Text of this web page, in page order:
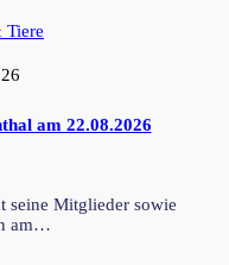
Tiere
am 22.08.2026
seine Mitglieder sowie
am…